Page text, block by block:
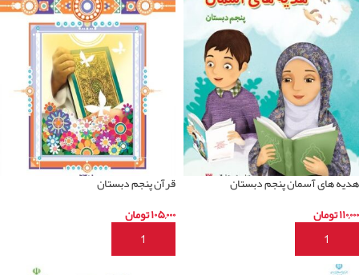
هدیه های آسمان پنجم دبستان
۱۱۰,۰۰۰تومان
افزودن به سبد خرید
قرآن پنجم دبستان
۱۰۵,۰۰۰تومان
افزودن به سبد خرید